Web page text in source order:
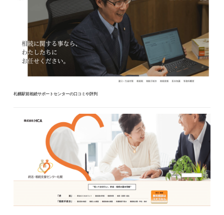
札幌駅前相続サポートセンターの口コミや評判